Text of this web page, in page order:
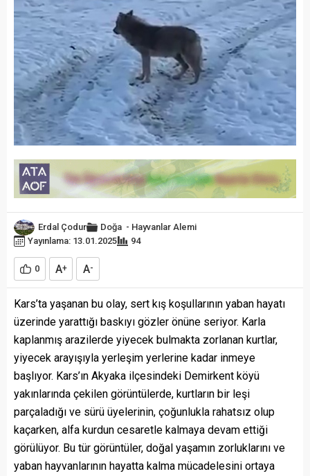
Erdal Çodur Doğa - Hayvanlar Alemi
Yayınlama: 13.01.2025
94
0 A+ A-
Kars’ta yaşanan bu olay, sert kış koşullarının yaban hayatı
üzerinde yarattığı baskıyı gözler önüne seriyor. Karla
kaplanmış arazilerde yiyecek bulmakta zorlanan kurtlar,
yiyecek arayışıyla yerleşim yerlerine kadar inmeye
başlıyor. Kars’ın Akyaka ilçesindeki Demirkent köyü
yakınlarında çekilen görüntülerde, kurtların bir leşi
parçaladığı ve sürü üyelerinin, çoğunlukla rahatsız olup
kaçarken, alfa kurdun cesaretle kalmaya devam ettiği
görülüyor. Bu tür görüntüler, doğal yaşamın zorluklarını ve
yaban hayvanlarının hayatta kalma mücadelesini ortaya